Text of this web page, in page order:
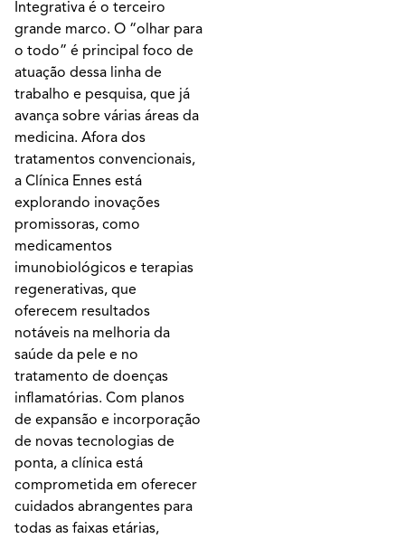
Integrativa é o terceiro
grande marco. O “olhar para
o todo” é principal foco de
atuação dessa linha de
trabalho e pesquisa, que já
avança sobre várias áreas da
medicina. Afora dos
tratamentos convencionais,
a Clínica Ennes está
explorando inovações
promissoras, como
medicamentos
imunobiológicos e terapias
regenerativas, que
oferecem resultados
notáveis na melhoria da
saúde da pele e no
tratamento de doenças
inflamatórias. Com planos
de expansão e incorporação
de novas tecnologias de
ponta, a clínica está
comprometida em oferecer
cuidados abrangentes para
todas as faixas etárias,